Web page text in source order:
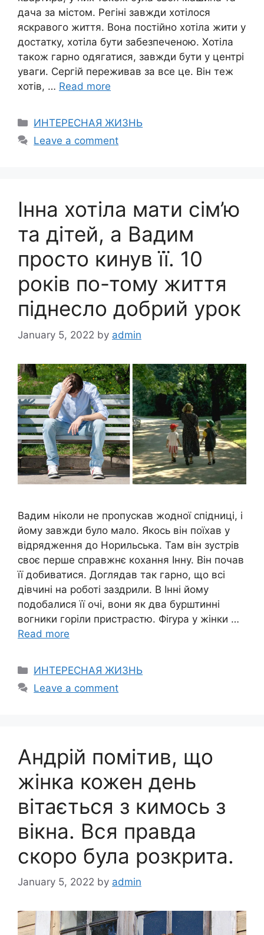
дача за містом. Регіні завжди хотілося
яскравого життя. Вона постійно хотіла жити у
достатку, хотіла бути забезпеченою. Хотіла
також гарно одягатися, завжди бути у центрі
уваги. Сергій переживав за все це. Він теж
хотів, … Read more
Categories
ИНТЕРЕСНАЯ ЖИЗНЬ
Leave a comment
Інна хотіла мати сім’ю
та дітей, а Вадим
просто кинув її. 10
років по-тому життя
піднесло добрий урок
January 5, 2022 by admin
Вадим ніколи не пропускав жодної спідниці, і
йому завжди було мало. Якось він поїхав у
відрядження до Норильська. Там він зустрів
своє перше справжнє кохання Інну. Він почав
її добиватися. Доглядав так гарно, що всі
дівчині на роботі заздрили. В Інні йому
подобалися її очі, вони як два бурштинні
вогники горіли пристрастю. Фіrура у жінки …
Read more
Categories
ИНТЕРЕСНАЯ ЖИЗНЬ
Leave a comment
Андрій помітив, що
жінка кожен день
вітається з кимось з
вікна. Вся правда
скоро була розкрита.
January 5, 2022 by admin